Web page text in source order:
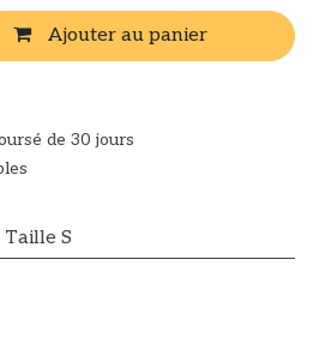
Ajouter au panier
de 30 jours
Taille S